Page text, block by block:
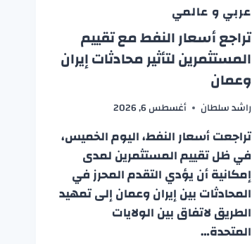
عربي و عالمي
تراجع أسعار النفط مع تقييم
المستثمرين لتأثير محادثات إيران
وعمان
راشد سلطان أغسطس 6, 2026
تراجعت أسعار النفط، اليوم الخميس،
في ظل تقييم المستثمرين لمدى
إمكانية أن يؤدي التقدم المحرز في
المحادثات بين إيران وعمان إلى تمهيد
الطريق لاتفاق بين الولايات
المتحدة…